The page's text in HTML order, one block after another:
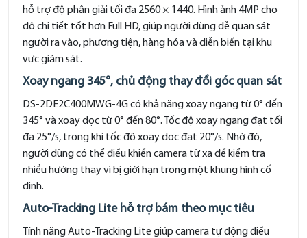
hỗ trợ độ phân giải tối đa 2560 × 1440. Hình ảnh 4MP cho
độ chi tiết tốt hơn Full HD, giúp người dùng dễ quan sát
người ra vào, phương tiện, hàng hóa và diễn biến tại khu
vực giám sát.
Xoay ngang 345°, chủ động thay đổi góc quan sát
DS-2DE2C400MWG-4G có khả năng xoay ngang từ 0° đến
345° và xoay dọc từ 0° đến 80°. Tốc độ xoay ngang đạt tối
đa 25°/s, trong khi tốc độ xoay dọc đạt 20°/s. Nhờ đó,
người dùng có thể điều khiển camera từ xa để kiểm tra
nhiều hướng thay vì bị giới hạn trong một khung hình cố
định.
Auto-Tracking Lite hỗ trợ bám theo mục tiêu
Tính năng Auto-Tracking Lite giúp camera tự động điều